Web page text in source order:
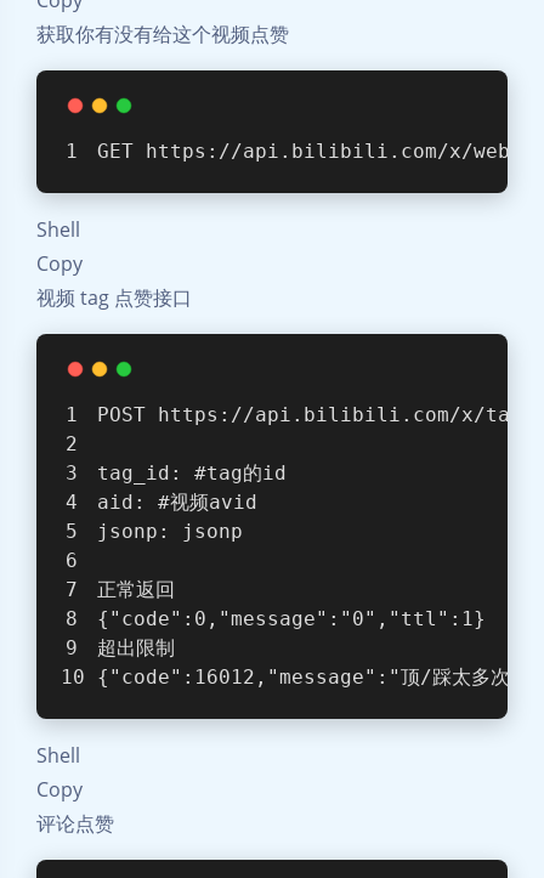
获取你有没有给这个视频点赞
GET https://api.bilibili.com/x/web-
Shell
Copy
视频 tag 点赞接口
POST https://api.bilibili.com/x/tag/
tag_id: #tag的id
aid: #视频avid
jsonp: jsonp
正常返回
{ "code" :0, "message" : "0" , "ttl" :1}
超出限制
{ "code" :16012, "message" : "顶/踩太多次啦
Shell
Copy
评论点赞